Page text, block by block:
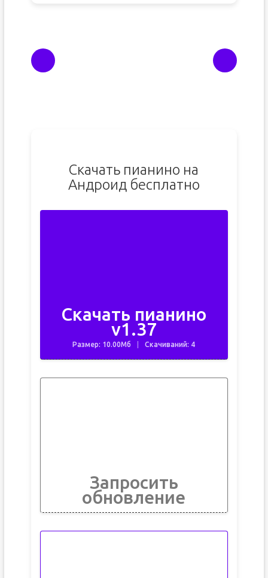
Скачать пианино на
Андроид бесплатно
Скачать пианино
v1.37
Размер: 10.00Мб Скачиваний: 4
Запросить
обновление